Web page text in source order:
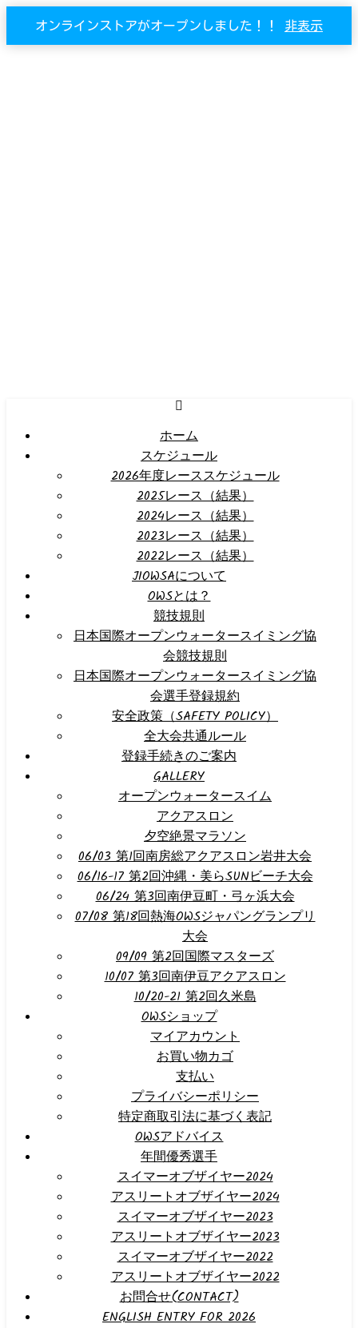
オンラインストアがオープンしました！！ 非表示
ホーム
スケジュール
2026年度レーススケジュール
2025レース（結果）
2024レース（結果）
2023レース（結果）
2022レース（結果）
JIOWSAについて
OWSとは？
競技規則
日本国際オープンウォータースイミング協
会競技規則
日本国際オープンウォータースイミング協
会選手登録規約
安全政策（SAFETY POLICY）
全大会共通ルール
登録手続きのご案内
GALLERY
オープンウォータースイム
アクアスロン
夕空絶景マラソン
06/03 第1回南房総アクアスロン岩井大会
06/16-17 第2回沖縄・美らSUNビーチ大会
06/24 第3回南伊豆町・弓ヶ浜大会
07/08 第18回熱海OWSジャパングランプリ
大会
09/09 第2回国際マスターズ
10/07 第3回南伊豆アクアスロン
10/20-21 第2回久米島
OWSショップ
マイアカウント
お買い物カゴ
支払い
プライバシーポリシー
特定商取引法に基づく表記
OWSアドバイス
年間優秀選手
スイマーオブザイヤー2024
アスリートオブザイヤー2024
スイマーオブザイヤー2023
アスリートオブザイヤー2023
スイマーオブザイヤー2022
アスリートオブザイヤー2022
お問合せ(CONTACT)
ENGLISH ENTRY FOR 2026